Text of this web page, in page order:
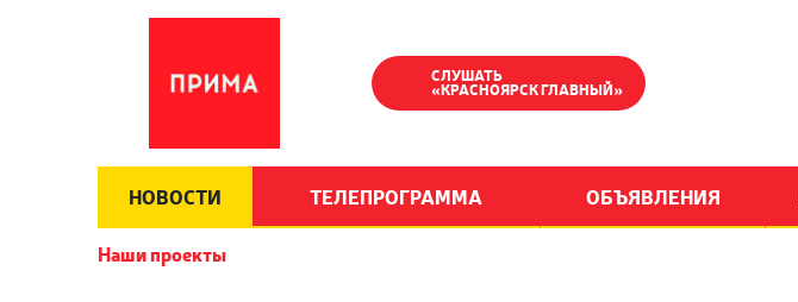
СЛУШАТЬ
«КРАСНОЯРСК ГЛАВНЫЙ»
НОВОСТИ ТЕЛЕПРОГРАММА ОБЪЯВЛЕНИЯ
Наши проекты